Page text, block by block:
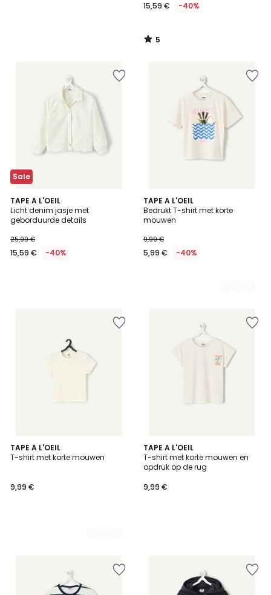
15,59 € -40%
5
/
Sale
TAPE A L'OEIL
Licht denim jasje met
geborduurde details
25,99 €
15,59 € -40%
TAPE A L'OEIL
Bedrukt T-shirt met korte
mouwen
9,99 €
5,99 € -40%
3
Kleuren
TAPE A L'OEIL
T-shirt met korte mouwen
9,99 €
2
Kleuren
TAPE A L'OEIL
T-shirt met korte mouwen en
opdruk op de rug
9,99 €